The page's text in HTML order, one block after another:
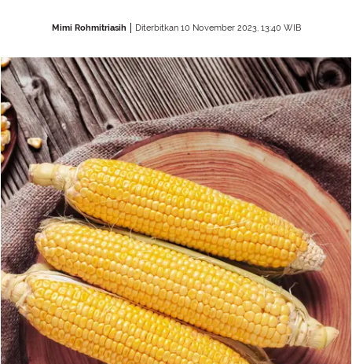
Mimi Rohmitriasih Diterbitkan 10 November 2023, 13:40 WIB